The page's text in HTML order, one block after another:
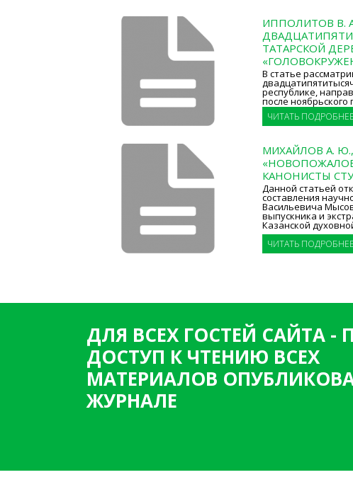
ИППОЛИТОВ В.
ТАТАРСКОЙ
В статье
республике,
после ноябрьского
ЧИТАТЬ ПОДРОБНЕЕ
МИХАЙЛОВ А.
КАНОНИСТЫ
Данной статьей
составления
Васильевича
выпускника и
Казанской
ЧИТАТЬ ПОДРОБНЕЕ
ДЛЯ ВСЕХ ГОСТЕЙ САЙТА -
ДОСТУП К ЧТЕНИЮ ВСЕХ
МАТЕРИАЛОВ
ЖУРНАЛЕ